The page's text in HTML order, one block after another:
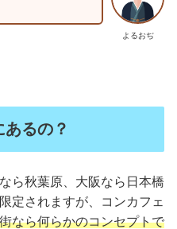
よるおぢ
るの？
ら秋葉原、大阪なら日本橋
定されますが、コンカフェ
なら何らかのコンセプトで